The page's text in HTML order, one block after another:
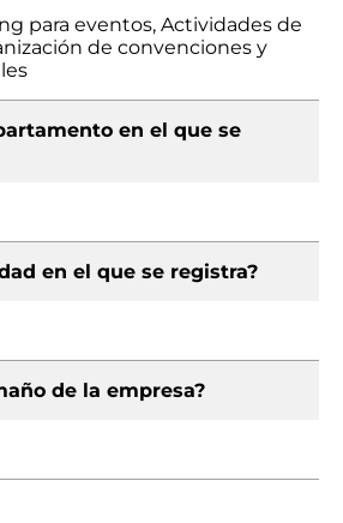
para eventos, Actividades de
de convenciones y
en el que se
en el que se registra?
de la empresa?